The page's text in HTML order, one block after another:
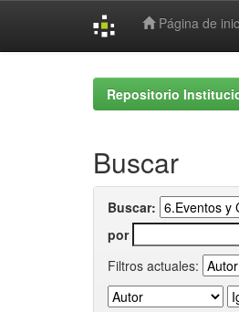
Página de
Repositorio
Buscar
Buscar:
por
Filtros actuales: